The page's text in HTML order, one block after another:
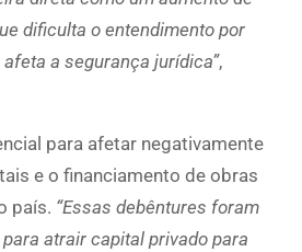
dificulta o entendimento por
a segurança jurídica”,
para afetar negativamente
e o financiamento de obras
país. “Essas debêntures foram
atrair capital privado para